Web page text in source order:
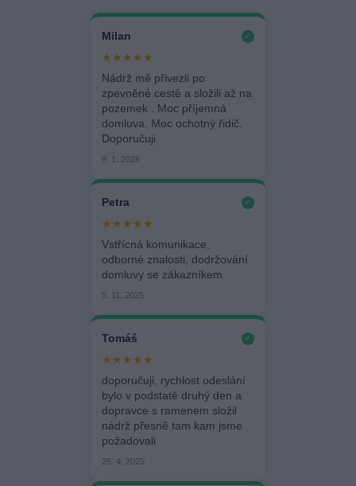
Milan ✓
★★★★★
Nádrž mě přivezli po
zpevněné cestě a složili až na
pozemek . Moc příjemná
domluva. Moc ochotný řidič.
Doporučuji.
9. 1. 2026
Petra ✓
★★★★★
Vstřícná komunikace,
odborné znalosti, dodržování
domluvy se zákazníkem
5. 11. 2025
Tomáš ✓
★★★★★
doporučuji, rychlost odeslání
bylo v podstatě druhý den a
dopravce s ramenem složil
nádrž přesně tam kam jsme
požadovali
25. 4. 2025